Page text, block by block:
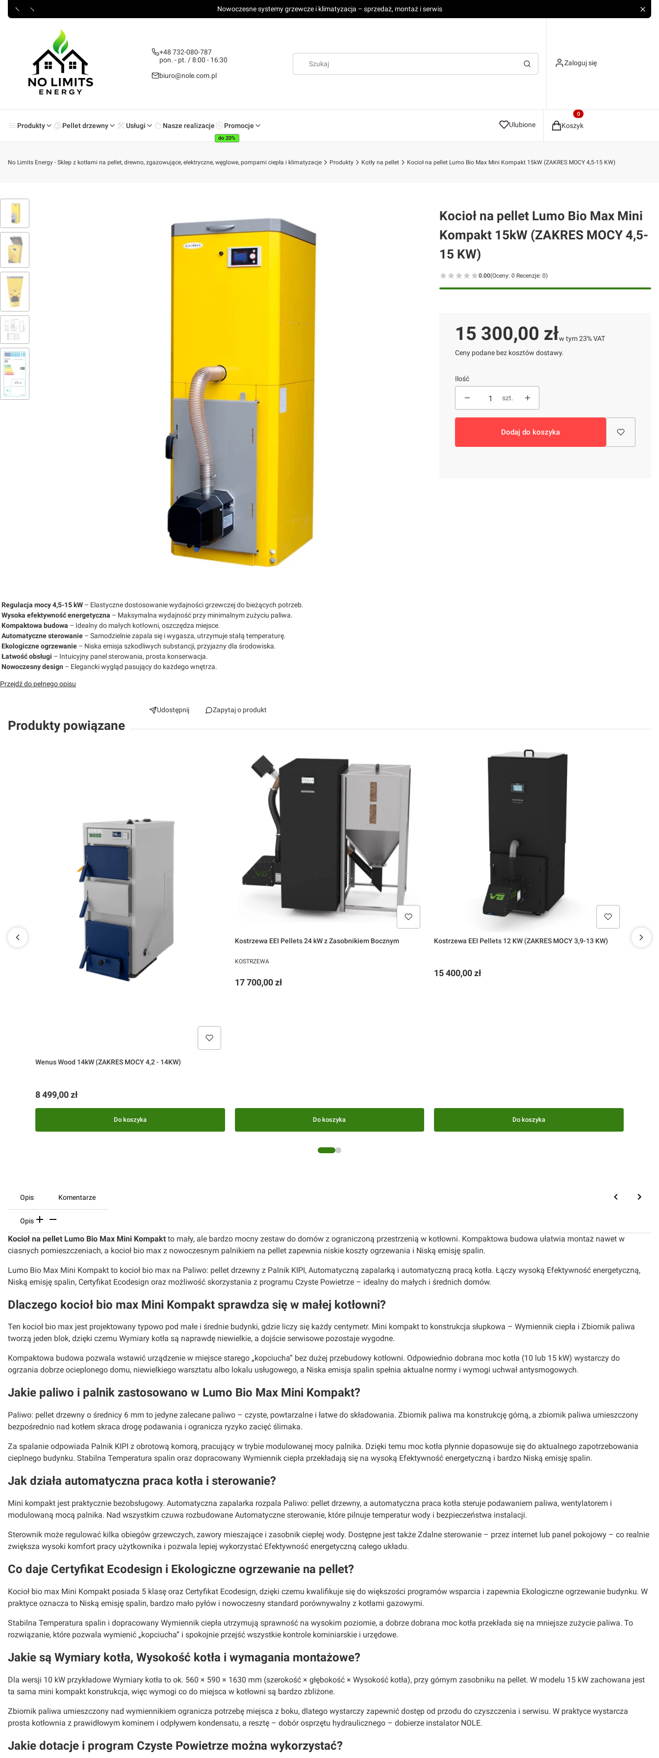
Nowoczesne systemy grzewcze i klimatyzacja – sprzedaż, montaż i serwis
+48 732-080-787
pon. - pt. / 8:00 - 16:30
biuro@nole.com.pl
WyczyśćSzukaj
Zaloguj się
Produkty Pellet drzewny Usługi Nasze realizacje Promocje
do 20%
Ulubione
Produkty w koszyku: 0.
Koszyk
No Limits Energy - Sklep z kotłami na pellet, drewno, zgazowujące, elektryczne, węglowe, pompami ciepła i klimatyzacje Produkty Kotły na pellet Kocioł na pellet Lumo Bio Max Mini Kompakt 15kW (ZAKRES MOCY 4,5-15 KW)
Regulacja mocy 4,5-15 kW – Elastyczne dostosowanie wydajności grzewczej do bieżących potrzeb.
Wysoka efektywność energetyczna – Maksymalna wydajność przy minimalnym zużyciu paliwa.
Kompaktowa budowa – Idealny do małych kotłowni, oszczędza miejsce.
Automatyczne sterowanie – Samodzielnie zapala się i wygasza, utrzymuje stałą temperaturę.
Ekologiczne ogrzewanie – Niska emisja szkodliwych substancji, przyjazny dla środowiska.
Łatwość obsługi – Intuicyjny panel sterowania, prosta konserwacja.
Nowoczesny design – Elegancki wygląd pasujący do każdego wnętrza.
Przejdź do pełnego opisu
Udostępnij Zapytaj o produkt
Kocioł na pellet Lumo Bio Max Mini
Kompakt 15kW (ZAKRES MOCY 4,5-
15 KW)
0.00(Oceny: 0 Recenzje: 0)
Przejdź do sekcji Opinie
Cena
15 300,00 złw tym 23% VAT
w tym23%VAT
Ceny podane bez kosztów dostawy.
Ilość
szt.
Dodaj do koszyka
Produkty powiązane
Wenus Wood 14kW (ZAKRES MOCY 4,2 - 14KW)
Cena
8 499,00 zł
Do koszyka
Kostrzewa EEI Pellets 24 kW z Zasobnikiem Bocznym
PRODUCENT
KOSTRZEWA
Cena
17 700,00 zł
Do koszyka
Kostrzewa EEI Pellets 12 KW (ZAKRES MOCY 3,9-13 KW)
Cena
15 400,00 zł
Do koszyka
Agat
Opis Komentarze
Opis
Kocioł na pellet Lumo Bio Max Mini Kompakt to mały, ale bardzo mocny zestaw do domów z ograniczoną przestrzenią w kotłowni. Kompaktowa budowa ułatwia montaż nawet w
ciasnych pomieszczeniach, a kocioł bio max z nowoczesnym palnikiem na pellet zapewnia niskie koszty ogrzewania i Niską emisję spalin.
Lumo Bio Max Mini Kompakt to kocioł bio max na Paliwo: pellet drzewny z Palnik KIPI, Automatyczną zapalarką i automatyczną pracą kotła. Łączy wysoką Efektywność energetyczną,
Niską emisję spalin, Certyfikat Ecodesign oraz możliwość skorzystania z programu Czyste Powietrze – idealny do małych i średnich domów.
Dlaczego kocioł bio max Mini Kompakt sprawdza się w małej kotłowni?
Ten kocioł bio max jest projektowany typowo pod małe i średnie budynki, gdzie liczy się każdy centymetr. Mini kompakt to konstrukcja słupkowa – Wymiennik ciepła i Zbiornik paliwa
tworzą jeden blok, dzięki czemu Wymiary kotła są naprawdę niewielkie, a dojście serwisowe pozostaje wygodne.
Kompaktowa budowa pozwala wstawić urządzenie w miejsce starego „kopciucha” bez dużej przebudowy kotłowni. Odpowiednio dobrana moc kotła (10 lub 15 kW) wystarczy do
ogrzania dobrze ocieplonego domu, niewielkiego warsztatu albo lokalu usługowego, a Niska emisja spalin spełnia aktualne normy i wymogi uchwał antysmogowych.
Jakie paliwo i palnik zastosowano w Lumo Bio Max Mini Kompakt?
Paliwo: pellet drzewny o średnicy 6 mm to jedyne zalecane paliwo – czyste, powtarzalne i łatwe do składowania. Zbiornik paliwa ma konstrukcję górną, a zbiornik paliwa umieszczony
bezpośrednio nad kotłem skraca drogę podawania i ogranicza ryzyko zacięć ślimaka.
Za spalanie odpowiada Palnik KIPI z obrotową komorą, pracujący w trybie modulowanej mocy palnika. Dzięki temu moc kotła płynnie dopasowuje się do aktualnego zapotrzebowania
cieplnego budynku. Stabilna Temperatura spalin oraz dopracowany Wymiennik ciepła przekładają się na wysoką Efektywność energetyczną i bardzo Niską emisję spalin.
Jak działa automatyczna praca kotła i sterowanie?
Mini kompakt jest praktycznie bezobsługowy. Automatyczna zapalarka rozpala Paliwo: pellet drzewny, a automatyczna praca kotła steruje podawaniem paliwa, wentylatorem i
modulowaną mocą palnika. Nad wszystkim czuwa rozbudowane Automatyczne sterowanie, które pilnuje temperatur wody i bezpieczeństwa instalacji.
Sterownik może regulować kilka obiegów grzewczych, zawory mieszające i zasobnik ciepłej wody. Dostępne jest także Zdalne sterowanie – przez internet lub panel pokojowy – co realnie
zwiększa wysoki komfort pracy użytkownika i pozwala lepiej wykorzystać Efektywność energetyczną całego układu.
Co daje Certyfikat Ecodesign i Ekologiczne ogrzewanie na pellet?
Kocioł bio max Mini Kompakt posiada 5 klasę oraz Certyfikat Ecodesign, dzięki czemu kwalifikuje się do większości programów wsparcia i zapewnia Ekologiczne ogrzewanie budynku. W
praktyce oznacza to Niską emisję spalin, bardzo mało pyłów i nowoczesny standard porównywalny z kotłami gazowymi.
Stabilna Temperatura spalin i dopracowany Wymiennik ciepła utrzymują sprawność na wysokim poziomie, a dobrze dobrana moc kotła przekłada się na mniejsze zużycie paliwa. To
rozwiązanie, które pozwala wymienić „kopciucha” i spokojnie przejść wszystkie kontrole kominiarskie i urzędowe.
Jakie są Wymiary kotła, Wysokość kotła i wymagania montażowe?
Dla wersji 10 kW przykładowe Wymiary kotła to ok. 560 × 590 × 1630 mm (szerokość × głębokość × Wysokość kotła), przy górnym zasobniku na pellet. W modelu 15 kW zachowana jest
ta sama mini kompakt konstrukcja, więc wymogi co do miejsca w kotłowni są bardzo zbliżone.
Zbiornik paliwa umieszczony nad wymiennikiem ogranicza potrzebę miejsca z boku, dlatego wystarczy zapewnić dostęp od przodu do czyszczenia i serwisu. W praktyce wystarcza
prosta kotłownia z prawidłowym kominem i odpływem kondensatu, a resztę – dobór osprzętu hydraulicznego – dobierze instalator NOLE.
Jakie dotacje i program Czyste Powietrze można wykorzystać?